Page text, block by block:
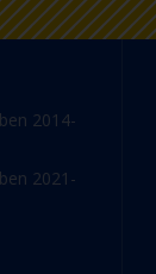
2014-
2021-